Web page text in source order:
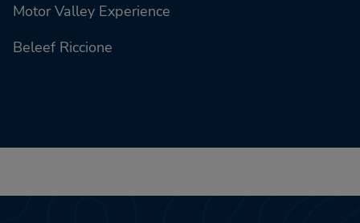
Motor Valley Experience
Beleef Riccione